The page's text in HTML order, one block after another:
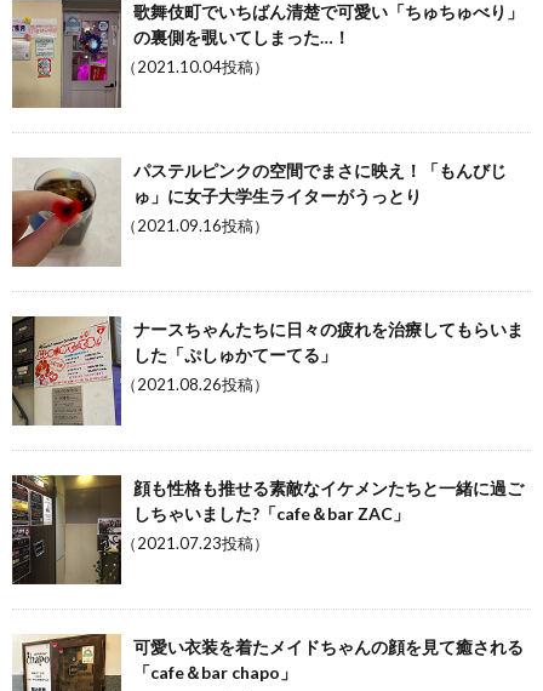
歌舞伎町でいちばん清楚で可愛い「ちゅちゅべり」
の裏側を覗いてしまった…！
（2021.10.04投稿）
パステルピンクの空間でまさに映え！「もんびじ
ゅ」に女子大学生ライターがうっとり
（2021.09.16投稿）
ナースちゃんたちに日々の疲れを治療してもらいま
した「ぷしゅかてーてる」
（2021.08.26投稿）
顔も性格も推せる素敵なイケメンたちと一緒に過ご
しちゃいました?「cafe＆bar ZAC」
（2021.07.23投稿）
可愛い衣装を着たメイドちゃんの顔を見て癒される
「cafe＆bar chapo」